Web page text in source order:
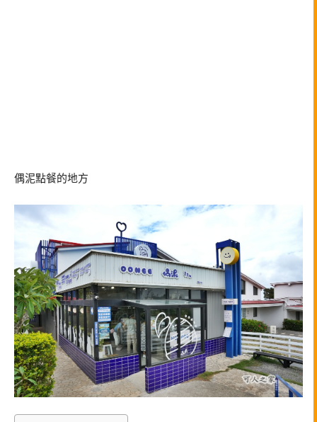
偶泥點餐的地方